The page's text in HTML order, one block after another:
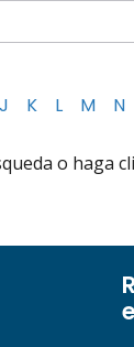
J K L M N
o